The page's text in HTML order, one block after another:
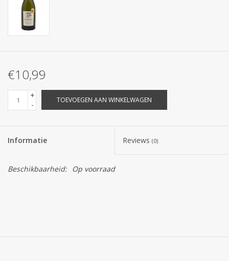
€10,99
+
-
TOEVOEGEN AAN WINKELWAGEN
Informatie Reviews (0)
Beschikbaarheid: Op voorraad